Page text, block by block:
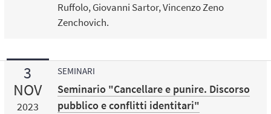
Ruffolo, Giovanni Sartor, Vincenzo Zeno
Zenchovich.
3
NOV
2023
SEMINARI
Seminario "Cancellare e punire. Discorso
pubblico e conflitti identitari"